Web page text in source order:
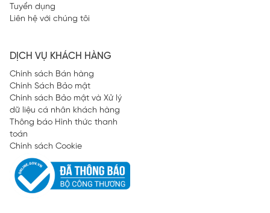
Tuyển dụng
Liên hệ với chúng tôi
DỊCH VỤ KHÁCH HÀNG
Chính sách Bán hàng
Chính Sách Bảo mật
Chính sách Bảo mật và Xử lý
dữ liệu cá nhân khách hàng
Thông báo Hình thức thanh
toán
Chính sách Cookie